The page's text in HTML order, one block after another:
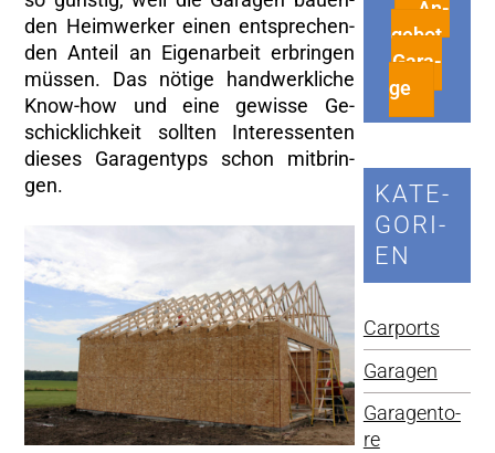
den Heim­wer­ker einen ent­spre­chen­
den An­teil an Ei­gen­ar­beit er­brin­gen
müs­sen. Das nö­ti­ge hand­werk­li­che
Know-how und eine ge­wis­se Ge­
schick­lich­keit soll­ten In­ter­es­sen­ten
die­ses Ga­ra­gen­typs schon mit­brin­
gen.
An­
ge­bot
Ga­ra­
ge
KA­TE­
GO­RI­
EN
Car­ports
Ga­ra­gen
Ga­ra­gen­to­
re